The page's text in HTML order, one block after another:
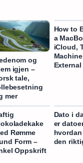
og
igjen –
tale,
mer
How to
a
iCloud,
External
Rømme
Form –
Oppskrift
Dato i
er
den